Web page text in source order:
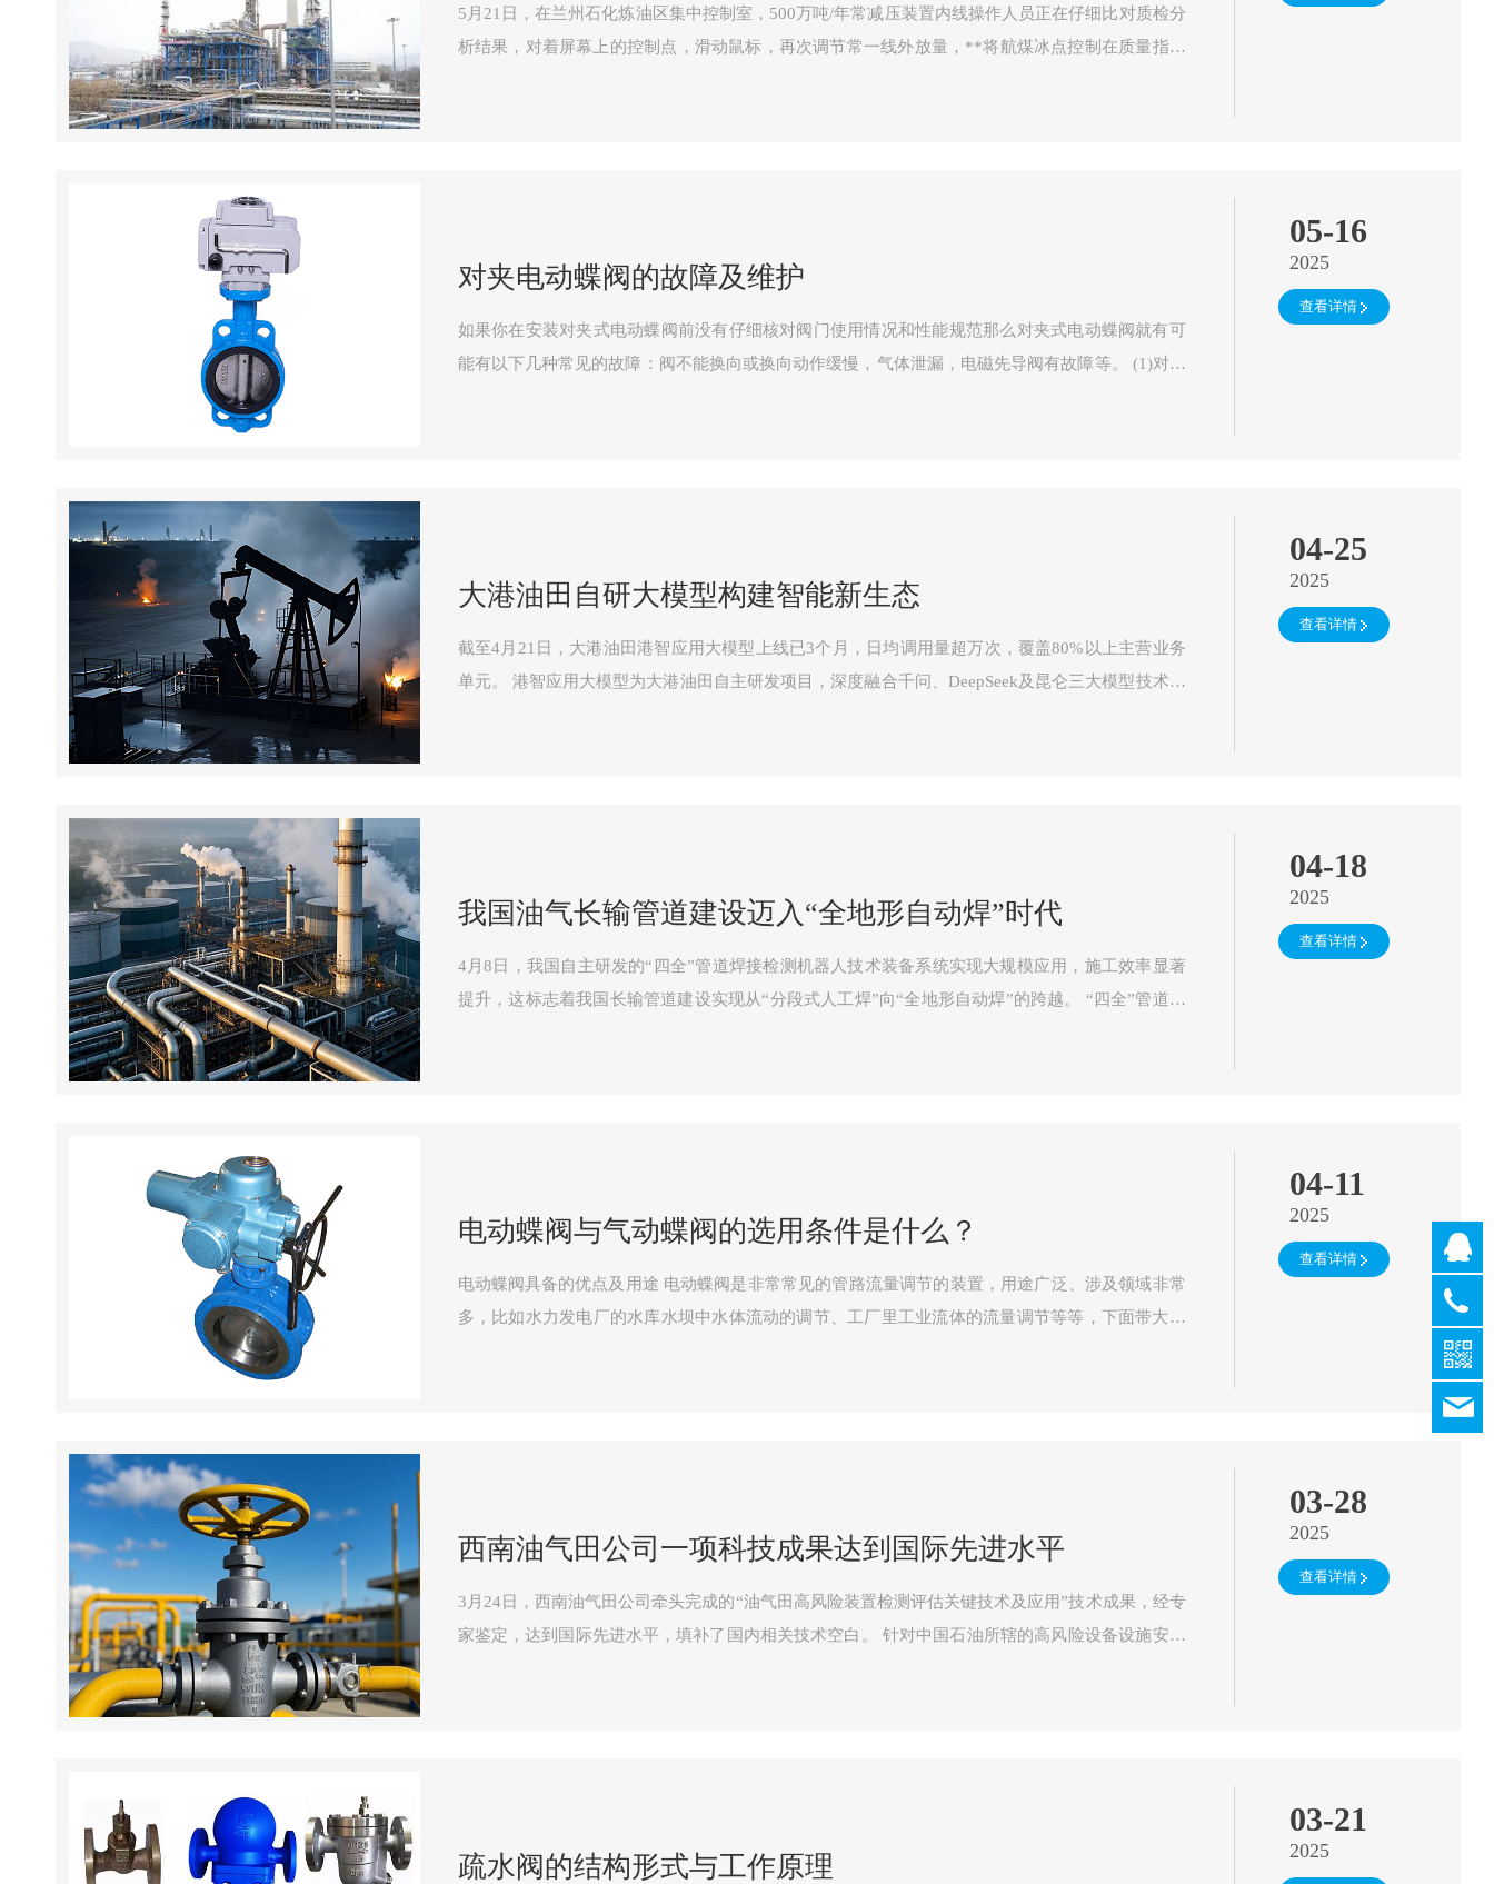
QQ
QQ
QQ
QQ
QQ
021-
021-
5月21日，在兰州石化炼油区集中控制室，500万吨/年常减压装置内线操作人员正在仔细比对质检分
析结果，对着屏幕上的控制点，滑动鼠标，再次调节常一线外放量，**将航煤冰点控制在质量指标
对夹电动蝶阀的故障及维护
如果你在安装对夹式电动蝶阀前没有仔细核对阀门使用情况和性能规范那么对夹式电动蝶阀就有可
能有以下几种常见的故障：阀不能换向或换向动作缓慢，气体泄漏，电磁先导阀有故障等。 (1)对夹
05-16
2025
查看详情
大港油田自研大模型构建智能新生态
截至4月21日，大港油田港智应用大模型上线已3个月，日均调用量超万次，覆盖80%以上主营业务
单元。 港智应用大模型为大港油田自主研发项目，深度融合千问、DeepSeek及昆仑三大模型技术，
04-25
2025
查看详情
我国油气长输管道建设迈入“全地形自动焊”时代
4月8日，我国自主研发的“四全”管道焊接检测机器人技术装备系统实现大规模应用，施工效率显著
提升，这标志着我国长输管道建设实现从“分段式人工焊”向“全地形自动焊”的跨越。 “四全”管道焊
04-18
2025
查看详情
电动蝶阀与气动蝶阀的选用条件是什么？
电动蝶阀具备的优点及用途 电动蝶阀是非常常见的管路流量调节的装置，用途广泛、涉及领域非常
多，比如水力发电厂的水库水坝中水体流动的调节、工厂里工业流体的流量调节等等，下面带大家
04-11
2025
查看详情
西南油气田公司一项科技成果达到国际先进水平
3月24日，西南油气田公司牵头完成的“油气田高风险装置检测评估关键技术及应用”技术成果，经专
家鉴定，达到国际先进水平，填补了国内相关技术空白。 针对中国石油所辖的高风险设备设施安全
03-28
2025
查看详情
疏水阀的结构形式与工作原理
03-21
2025